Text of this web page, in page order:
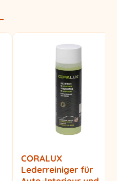
CORALUX
Lederreiniger für